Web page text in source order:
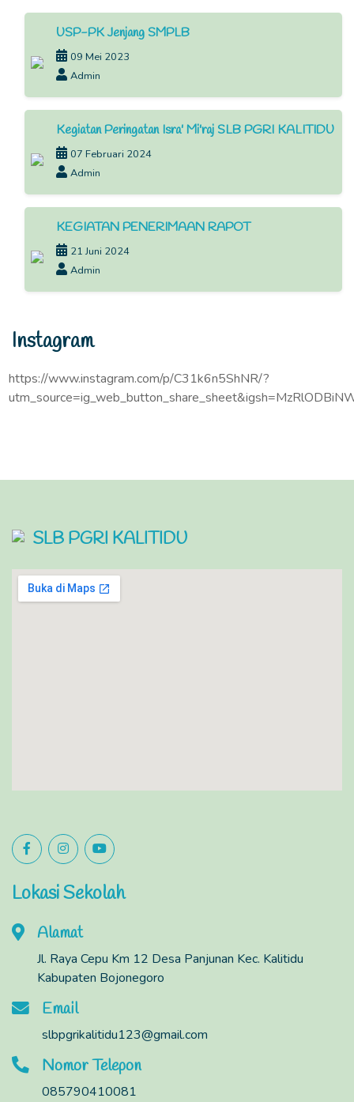
USP-PK Jenjang SMPLB
09 Mei 2023
Admin
Kegiatan Peringatan Isra' Mi'raj SLB PGRI KALITIDU
07 Februari 2024
Admin
KEGIATAN PENERIMAAN RAPOT
21 Juni 2024
Admin
Instagram
https://www.instagram.com/p/C31k6n5ShNR/?
SLB PGRI KALITIDU
Lokasi Sekolah
Alamat
Jl. Raya Cepu Km 12 Desa Panjunan Kec. Kalitidu
Kabupaten Bojonegoro
Email
slbpgrikalitidu123@gmail.com
Nomor Telepon
085790410081